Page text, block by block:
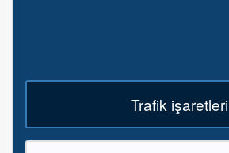
Trafik işaretleri